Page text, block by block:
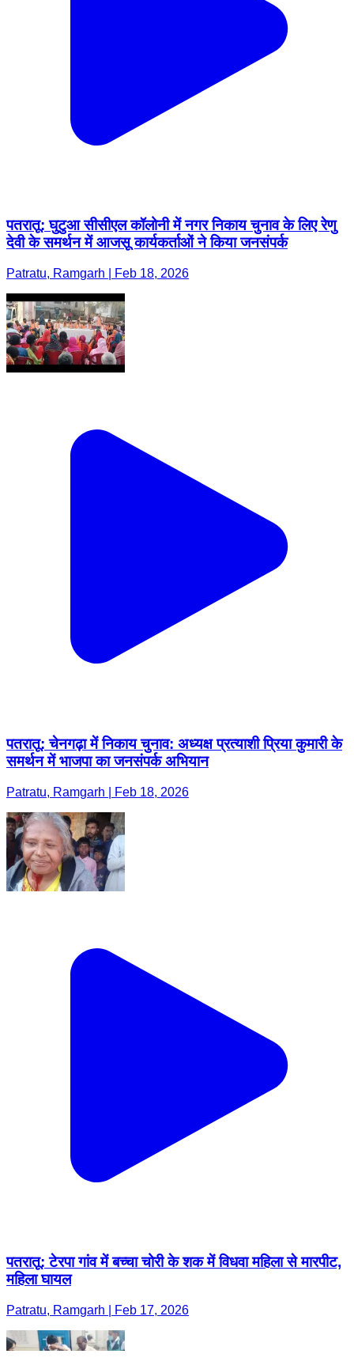
पतरातू: घुटुआ सीसीएल कॉलोनी में नगर निकाय चुनाव के लिए रेणु
देवी के समर्थन में आजसू कार्यकर्ताओं ने किया जनसंपर्क
Patratu, Ramgarh | Feb 18, 2026
पतरातू: चेनगढ़ा में निकाय चुनाव: अध्यक्ष प्रत्याशी प्रिया कुमारी के
समर्थन में भाजपा का जनसंपर्क अभियान
Patratu, Ramgarh | Feb 18, 2026
पतरातू: टेरपा गांव में बच्चा चोरी के शक में विधवा महिला से मारपीट,
महिला घायल
Patratu, Ramgarh | Feb 17, 2026